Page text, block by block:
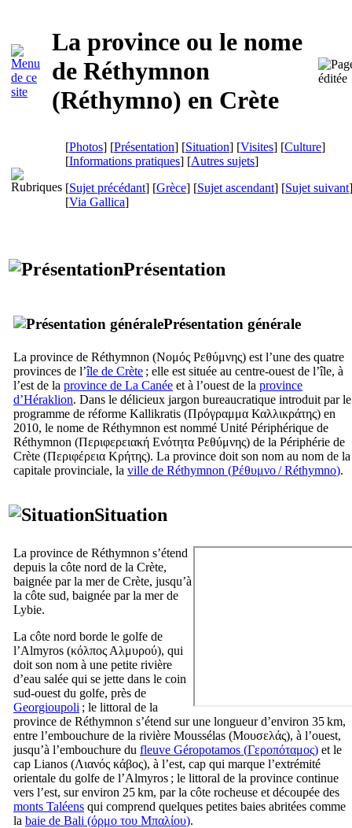
La province ou le nome
de Réthymnon
(Réthymno) en Crète
[Photos] [Présentation] [Situation] [Visites] [Culture]
[Informations pratiques] [Autres sujets]
[Sujet précédant] [Grèce] [Sujet ascendant] [Sujet suivant]
[Via Gallica]
Présentation
Présentation générale
La province de Réthymnon (Νομός Ρεθύμνης) est l’une des quatre
provinces de l’île de Crète ; elle est située au centre-ouest de l’île, à
l’est de la province de La Canée et à l’ouest de la province
d’Héraklion. Dans le délicieux jargon bureaucratique introduit par le
programme de réforme Kallikratis (Πρόγραμμα Καλλικράτης) en
2010, le nome de Réthymnon est nommé Unité Périphérique de
Réthymnon (Περιφερειακή Ενότητα Ρεθύμνης) de la Périphérie de
Crète (Περιφέρεια Κρήτης). La province doit son nom au nom de la
capitale provinciale, la ville de Réthymnon (Ρέθυμνο/Réthymno).
Situation
La province de Réthymnon s’étend
depuis la côte nord de la Crète,
baignée par la mer de Crète, jusqu’à
la côte sud, baignée par la mer de
Lybie.
La côte nord borde le golfe de
l’Almyros (κόλπος Αλμυρού), qui
doit son nom à une petite rivière
d’eau salée qui se jette dans le coin
sud-ouest du golfe, près de
Georgioupoli ; le littoral de la
province de Réthymnon s’étend sur une longueur d’environ 35 km,
entre l’embouchure de la rivière Moussélas (Μουσελάς), à l’ouest,
jusqu’à l’embouchure du fleuve Géropotamos (Γεροπόταμος) et le
cap Lianos (Λιανός κάβος), à l’est, cap qui marque l’extrémité
orientale du golfe de l’Almyros ; le littoral de la province continue
vers l’est, sur environ 25 km, par la côte rocheuse et découpée des
monts Taléens qui comprend quelques petites baies abritées comme
la baie de Bali (όρμο του Μπαλίου).